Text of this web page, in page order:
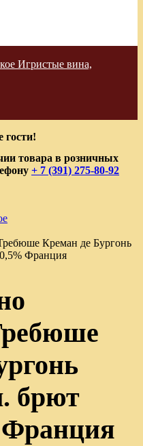
Игристые вина,
товара в розничных
+ 7 (391) 275-80-92
Креман де Бургонь
Франция
брют
Франция